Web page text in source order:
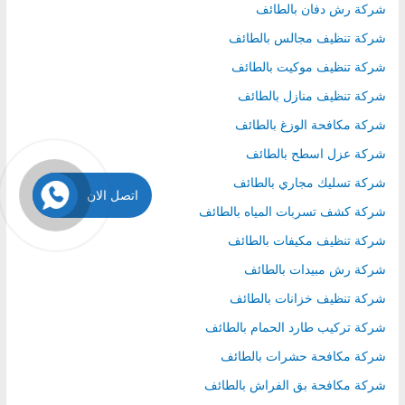
شركة رش دفان بالطائف
شركة تنظيف مجالس بالطائف
شركة تنظيف موكيت بالطائف
شركة تنظيف منازل بالطائف
شركة مكافحة الوزغ بالطائف
شركة عزل اسطح بالطائف
شركة تسليك مجاري بالطائف
شركة كشف تسربات المياه بالطائف
شركة تنظيف مكيفات بالطائف
شركة رش مبيدات بالطائف
شركة تنظيف خزانات بالطائف
شركة تركيب طارد الحمام بالطائف
شركة مكافحة حشرات بالطائف
شركة مكافحة بق الفراش بالطائف
اتصل الان